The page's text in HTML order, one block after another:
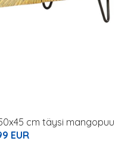
cm täysi mangopuu
EUR